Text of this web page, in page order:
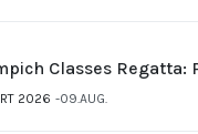
Classes
2026 09.AUG.